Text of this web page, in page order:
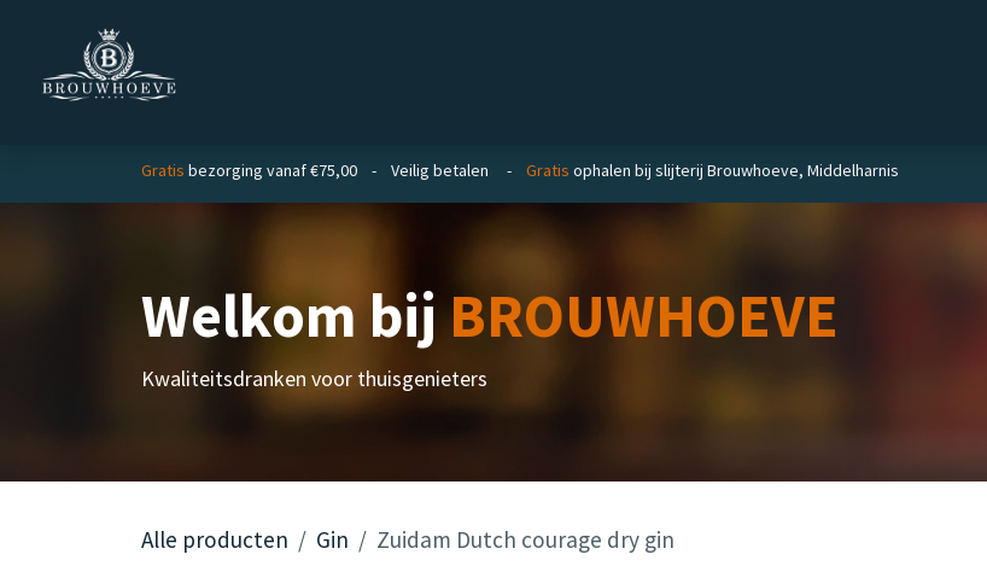
Gratis bezorging vanaf €75,00 - Veilig betalen - Gratis ophalen bij slijterij Brouwhoeve, Middelharnis
Welkom bijBROUWHOEVE
Kwaliteitsdranken voor thuisgenieters
Alle producten Gin Zuidam Dutch courage dry gin